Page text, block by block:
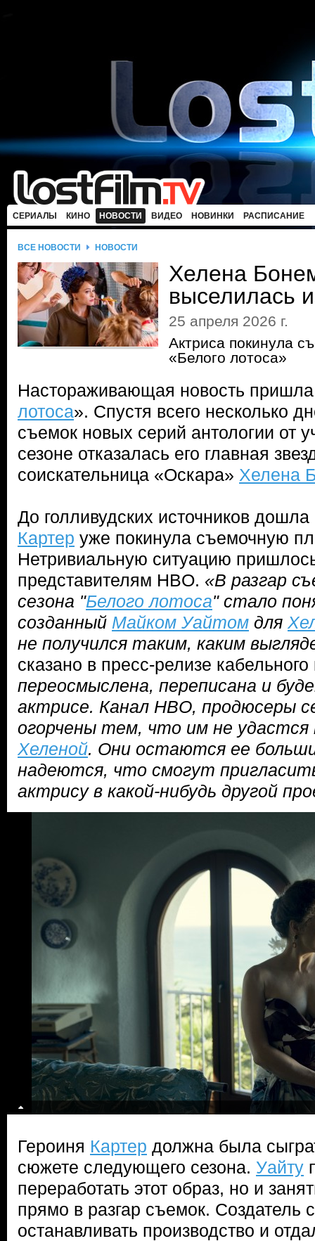
СЕРИАЛЫ КИНО НОВОСТИ ВИДЕО НОВИНКИ РАСПИСАНИЕ
ВСЕ НОВОСТИ НОВОСТИ
Хелена
выселилась
25 апреля 2026 г.
Актриса покинула
«Белого лотоса»
Настораживающая новость пришла
лотоса». Спустя всего несколько
съемок новых серий антологии от
сезоне отказалась его главная
соискательница «Оскара» Хелена
До голливудских источников
Картер уже покинула съемочную
Нетривиальную ситуацию
представителям HBO. «В разгар
сезона "Белого лотоса" стало
созданный Майком Уайтом для
не получился таким, каким
сказано в пресс-релизе
переосмыслена, переписана и
актрисе. Канал HBO, продюсеры
огорчены тем, что им не
Хеленой. Они остаются ее
надеются, что смогут
актрису в какой-нибудь другой
Героиня Картер должна была
сюжете следующего сезона. Уайту
переработать этот образ, но и
прямо в разгар съемок. Создатель
останавливать производство и